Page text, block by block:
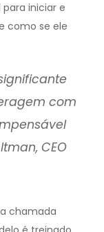
iniciar e
como se ele
com
CEO
chamada